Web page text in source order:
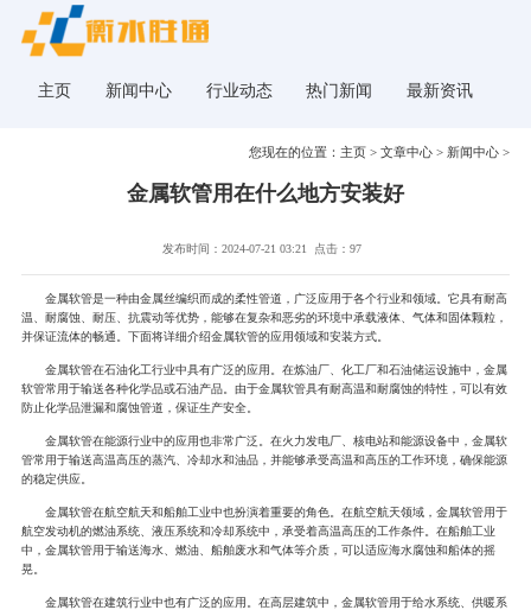
主页 新闻中心 行业动态 热门新闻 最新资讯
您现在的位置：主页 >文章中心 > 新闻中心 >
金属软管用在什么地方安装好
发布时间：2024-07-21 03:21 点击：97
金属软管是一种由金属丝编织而成的柔性管道，广泛应用于各个行业和领域。它具有耐高
温、耐腐蚀、耐压、抗震动等优势，能够在复杂和恶劣的环境中承载液体、气体和固体颗粒，
并保证流体的畅通。下面将详细介绍金属软管的应用领域和安装方式。
金属软管在石油化工行业中具有广泛的应用。在炼油厂、化工厂和石油储运设施中，金属
软管常用于输送各种化学品或石油产品。由于金属软管具有耐高温和耐腐蚀的特性，可以有效
防止化学品泄漏和腐蚀管道，保证生产安全。
金属软管在能源行业中的应用也非常广泛。在火力发电厂、核电站和能源设备中，金属软
管常用于输送高温高压的蒸汽、冷却水和油品，并能够承受高温和高压的工作环境，确保能源
的稳定供应。
金属软管在航空航天和船舶工业中也扮演着重要的角色。在航空航天领域，金属软管用于
航空发动机的燃油系统、液压系统和冷却系统中，承受着高温高压的工作条件。在船舶工业
中，金属软管用于输送海水、燃油、船舶废水和气体等介质，可以适应海水腐蚀和船体的摇
晃。
金属软管在建筑行业中也有广泛的应用。在高层建筑中，金属软管用于给水系统、供暖系